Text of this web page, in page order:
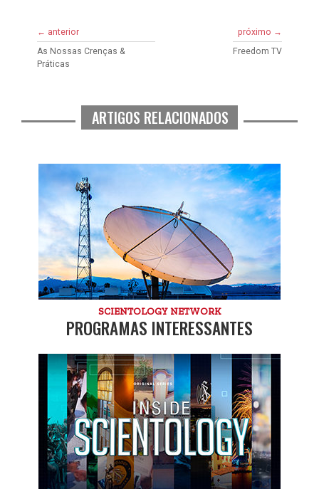
← anterior
As Nossas Crenças &
Práticas
próximo →
Freedom TV
ARTIGOS RELACIONADOS
SCIENTOLOGY NETWORK
PROGRAMAS INTERESSANTES